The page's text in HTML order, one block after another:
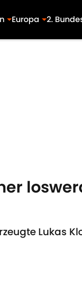
Europa 2.
Lukas